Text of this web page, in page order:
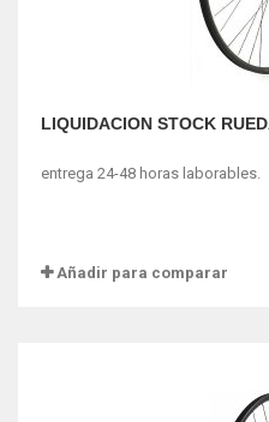
LIQUIDACION STOCK
entrega 24-48 horas laborables.
Añadir para comparar